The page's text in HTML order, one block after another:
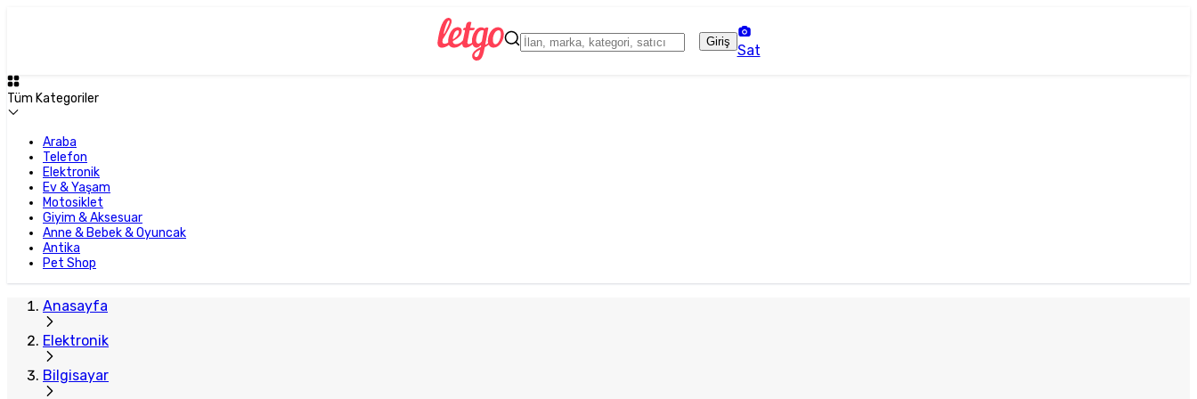
Giriş
Sat
Tüm Kategoriler
Araba
Telefon
Elektronik
Ev & Yaşam
Motosiklet
Giyim & Aksesuar
Anne & Bebek & Oyuncak
Antika
Pet Shop
Anasayfa
Elektronik
Bilgisayar